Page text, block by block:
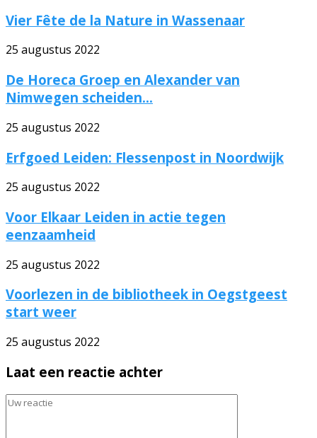
Vier Fête de la Nature in Wassenaar
25 augustus 2022
De Horeca Groep en Alexander van
Nimwegen scheiden...
25 augustus 2022
Erfgoed Leiden: Flessenpost in Noordwijk
25 augustus 2022
Voor Elkaar Leiden in actie tegen
eenzaamheid
25 augustus 2022
Voorlezen in de bibliotheek in Oegstgeest
start weer
25 augustus 2022
Laat een reactie achter